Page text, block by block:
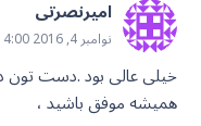
امیرنصرتی
نوامبر 4, 2016 4:00 ق.ظ
خیلی عالی بود .دست تون
همیشه موفق باشید ،